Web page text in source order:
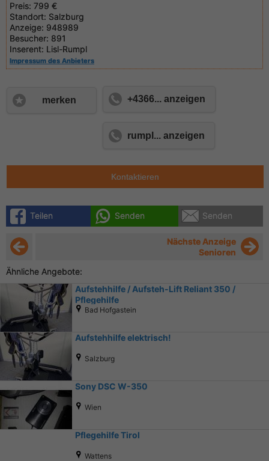
Preis: 799 €
Standort: Salzburg
Anzeige: 948989
Besucher: 891
Inserent: Lisl-Rumpl
Impressum des Anbieters
merken +4366... anzeigen
rumpl... anzeigen
Kontaktieren
Teilen Senden Senden
Nächste Anzeige
Senioren
Ähnliche Angebote:
Aufstehhilfe / Aufsteh-Lift Reliant 350 /
Pflegehilfe
Bad Hofgastein
Aufstehhilfe elektrisch!
Salzburg
Sony DSC W-350
Wien
Pflegehilfe Tirol
Wattens